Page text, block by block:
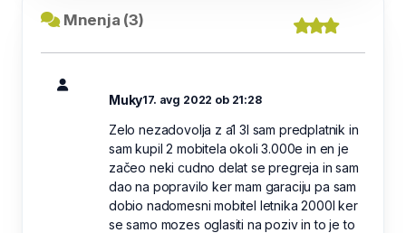
Mnenja (3)
Muky17. avg 2022 ob 21:28
Zelo nezadovolja z a1 3l sam predplatnik in
sam kupil 2 mobitela okoli 3.000e in en je
začeo neki cudno delat se pregreja in sam
dao na popravilo ker mam garaciju pa sam
dobio nadomesni mobitel letnika 2000l ker
se samo mozes oglasiti na poziv in to je to